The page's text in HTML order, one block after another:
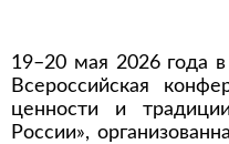
19–20 мая 2026 года
Всероссийская
ценности и
России»,